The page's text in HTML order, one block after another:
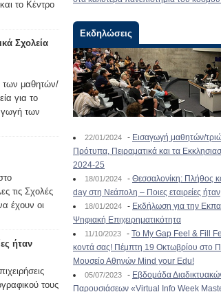
το Κέντρο
Σχολεία
των μαθητών/
για το
των
τις Σχολές
έχουν οι
ήταν
τους
Εκδηλώσεις
22/01/2024 - Εισαγωγή μαθητών/
Πρότυπα, Πειραματικά και τα
2024-25
18/01/2024 - Θεσσαλονίκη: Πλήθος
day στη Νεάπολη – Ποιες εταιρείες ήταν
18/01/2024 - Εκδήλωση για την
Ψηφιακή Επιχειρηματικότητα
11/10/2023 - To My Gap Feel & Fill
κοντά σας! Πέμπτη 19 Οκτωβρίου στο
Μουσείο Αθηνών Mind your Edu!
05/07/2023 - Εβδομάδα
Παρουσιάσεων «Virtual Info Week